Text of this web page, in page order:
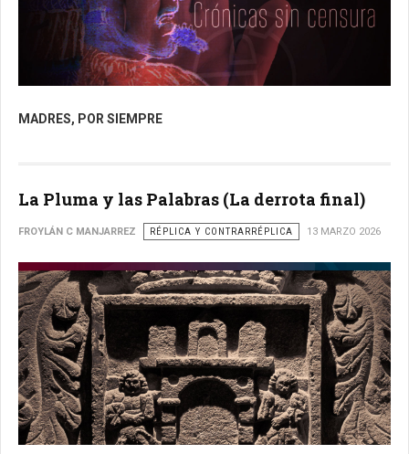
MADRES, POR SIEMPRE
La Pluma y las Palabras (La derrota final)
FROYLÁN C MANJARREZ RÉPLICA Y CONTRARRÉPLICA 13 MARZO 2026